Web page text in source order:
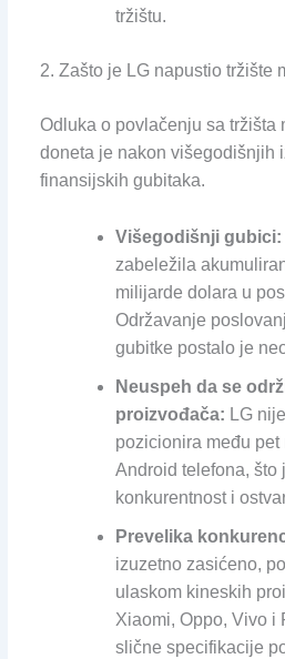
tržištu.
2. Zašto je LG napustio tržište
Odluka o povlačenju sa tržišta
doneta je nakon višegodišnjih
finansijskih gubitaka.
Višegodišnji gubici:
zabeležila
milijarde dolara u
Održavanje
gubitke postalo je
Neuspeh da se
proizvođača: LG
pozicionira među
Android telefona, što
konkurentnost i
Prevelika
izuzetno zasićeno,
ulaskom kineskih
Xiaomi, Oppo, Vivo i
slične specifikacije